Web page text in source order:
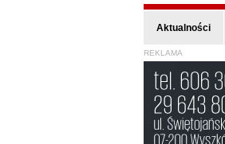
Aktualności
REKLAMA